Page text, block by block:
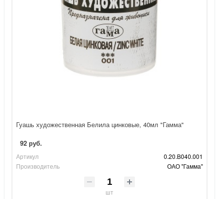
Гуашь художественная Белила цинковые, 40мл "Гамма"
92 руб.
Артикул
0.20.В040.001
Производитель
ОАО "Гамма"
шт